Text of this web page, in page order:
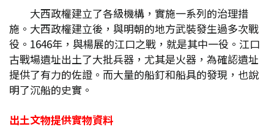
大西政權建立了各級機構，實施一系列的治理措
施。大西政權建立後，與明朝的地方武裝發生過多次戰
役。1646年，與楊展的江口之戰，就是其中一役。江口
古戰場遺址出土了大批兵器，尤其是火器，為確認遺址
提供了有力的佐證。而大量的船釘和船具的發現，也說
明了沉船的史實。
出土文物提供實物資料